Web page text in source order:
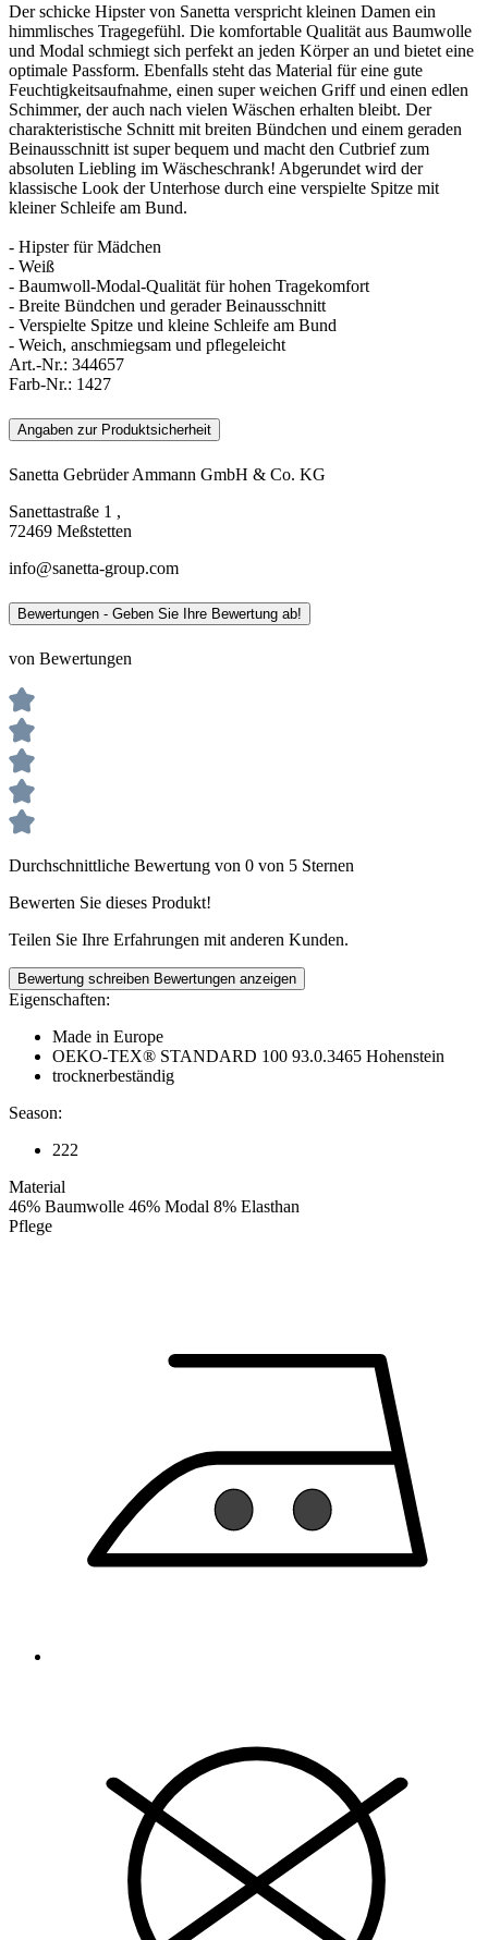
Der schicke Hipster von Sanetta verspricht kleinen Damen ein
himmlisches Tragegefühl. Die komfortable Qualität aus Baumwolle
und Modal schmiegt sich perfekt an jeden Körper an und bietet eine
optimale Passform. Ebenfalls steht das Material für eine gute
Feuchtigkeitsaufnahme, einen super weichen Griff und einen edlen
Schimmer, der auch nach vielen Wäschen erhalten bleibt. Der
charakteristische Schnitt mit breiten Bündchen und einem geraden
Beinausschnitt ist super bequem und macht den Cutbrief zum
absoluten Liebling im Wäscheschrank! Abgerundet wird der
klassische Look der Unterhose durch eine verspielte Spitze mit
kleiner Schleife am Bund.
- Hipster für Mädchen
- Weiß
- Baumwoll-Modal-Qualität für hohen Tragekomfort
- Breite Bündchen und gerader Beinausschnitt
- Verspielte Spitze und kleine Schleife am Bund
- Weich, anschmiegsam und pflegeleicht
Art.-Nr.: 344657
Farb-Nr.: 1427
Angaben zur Produktsicherheit
Sanetta Gebrüder Ammann GmbH & Co. KG
Sanettastraße 1 ,
72469 Meßstetten
info@sanetta-group.com
Bewertungen - Geben Sie Ihre Bewertung ab!
von Bewertungen
Durchschnittliche Bewertung von 0 von 5 Sternen
Bewerten Sie dieses Produkt!
Teilen Sie Ihre Erfahrungen mit anderen Kunden.
Bewertung schreiben Bewertungen anzeigen
Eigenschaften:
Made in Europe
OEKO-TEX® STANDARD 100 93.0.3465 Hohenstein
trocknerbeständig
Season:
222
Material
46% Baumwolle 46% Modal 8% Elasthan
Pflege